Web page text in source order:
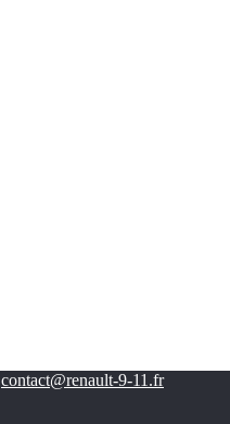
contact@renault-9-11.fr